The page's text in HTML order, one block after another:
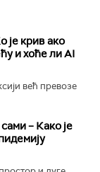
је крив ако
и хоће ли AI
већ превозе
– Како је